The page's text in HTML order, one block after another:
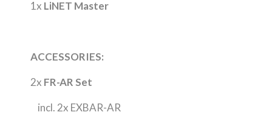
1x LiNET Master
ACCESSORIES:
2x FR-AR Set
incl. 2x EXBAR-AR